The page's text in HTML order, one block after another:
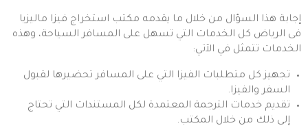
إجابة هذا السؤال من خلال ما يقدمه مكتب استخراج فيزا ماليزيا
فى الرياض كل الخدمات التي تسهل على المسافر السياحة، وهذه
الخدمات تتمثل في الآتي:
تجهيز كل متطلبات الفيزا التي على المسافر تحضيرها لقبول
السفر والفيزا.
تقديم خدمات الترجمة المعتمدة لكل المستندات التي تحتاج
إلى ذلك من خلال المكتب.